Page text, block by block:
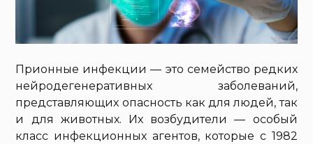
Прионные инфекции — это семейство редких
нейродегенеративных заболеваний,
представляющих опасность как для людей, так
и для животных. Их возбудители — особый
класс инфекционных агентов, которые с 1982